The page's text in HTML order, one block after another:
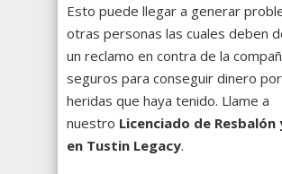
Esto puede llegar a generar
otras personas las cuales deben
un reclamo en contra de la
seguros para conseguir dinero
heridas que haya tenido. Llame a
nuestro Licenciado de Resbalón
en Tustin Legacy.